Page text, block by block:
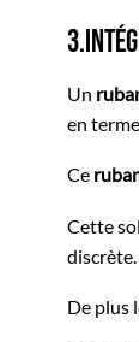
Un
en
Ce
Cette
discrète.
De plus